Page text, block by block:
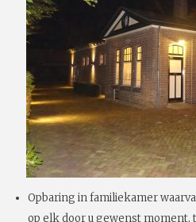
Opbaring in familiekamer
op elk door u gewenst moment,